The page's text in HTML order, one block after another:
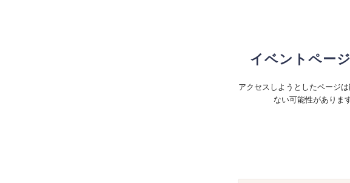
イベントペー
アクセスしようとしたページ
ない可能性がありま